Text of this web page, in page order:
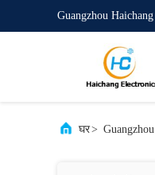
Guangzhou
घर>